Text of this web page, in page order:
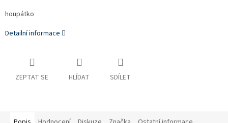
houpátko
Detailní informace
ZEPTAT SE HLÍDAT SDÍLET